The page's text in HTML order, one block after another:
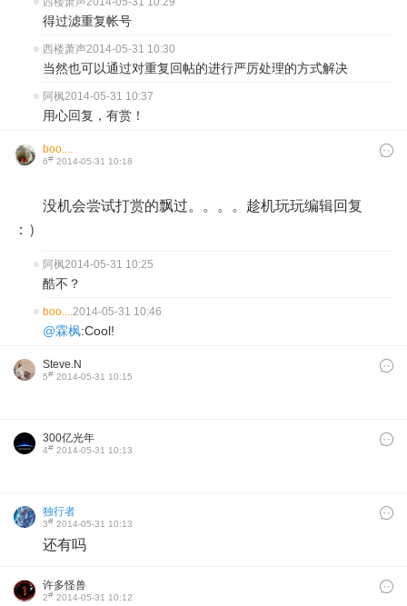
得过滤重复帐号
西楼萧声2014-05-31 10:30
当然也可以通过对重复回帖的进行严厉处理的方式解决
阿枫2014-05-31 10:37
用心回复，有赏！
boo....
6# 2014-05-31 10:18
没机会尝试打赏的飘过。。。。趁机玩玩编辑回复
：）
阿枫2014-05-31 10:25
酷不？
boo....2014-05-31 10:46
@霖枫:Cool!
Steve.N
5# 2014-05-31 10:15
300亿光年
4# 2014-05-31 10:13
独行者
3# 2014-05-31 10:13
还有吗
许多怪兽
2# 2014-05-31 10:12